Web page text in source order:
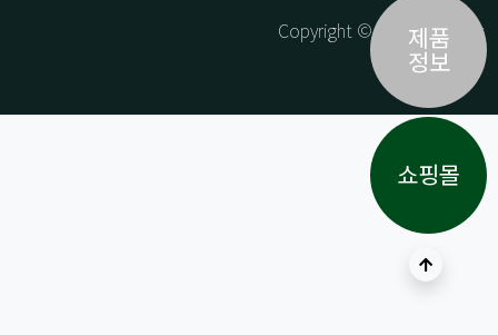
Copyright © ARK All Rights
Reserved.
상단으로
제품
정보
쇼핑몰